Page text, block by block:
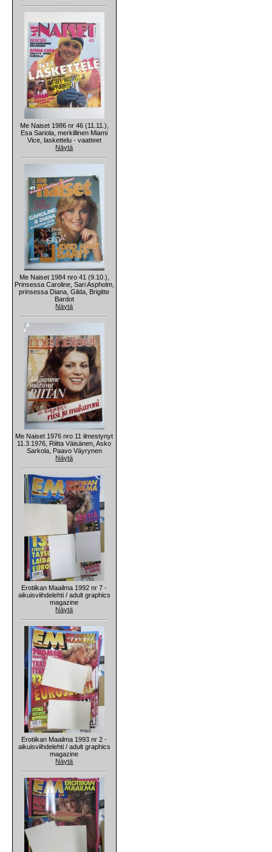
Me Naiset 1986 nr 46 (11.11.),
Esa Sariola, merkillinen Miami
Vice, laskettelu - vaatteet
Näytä
Me Naiset 1984 nro 41 (9.10.),
Prinsessa Caroline, Sari Aspholm,
prinsessa Diana, Gilda, Brigitte
Bardot
Näytä
Me Naiset 1976 nro 11 ilmestynyt
11.3.1976, Riitta Väisänen, Asko
Sarkola, Paavo Väyrynen
Näytä
Erotiikan Maailma 1992 nr 7 -
aikuisviihdelehti / adult graphics
magazine
Näytä
Erotiikan Maailma 1993 nr 2 -
aikuisviihdelehti / adult graphics
magazine
Näytä